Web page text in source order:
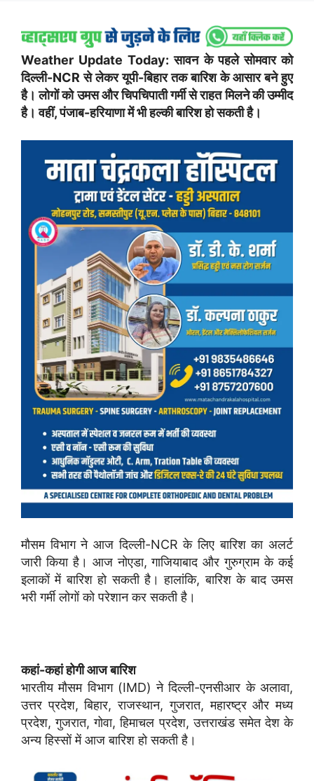
Weather Update Today: सावन के पहले सोमवार को
दिल्ली-NCR से लेकर यूपी-बिहार तक बारिश के आसार बने हुए
है। लोगों को उमस और चिपचिपाती गर्मी से राहत मिलने की उम्मीद
है। वहीं, पंजाब-हरियाणा में भी हल्की बारिश हो सकती है।
मौसम विभाग ने आज दिल्ली-NCR के लिए बारिश का अलर्ट
जारी किया है। आज नोएडा, गाजियाबाद और गुरुग्राम के कई
इलाकों में बारिश हो सकती है। हालांकि, बारिश के बाद उमस
भरी गर्मी लोगों को परेशान कर सकती है।
कहां-कहां होगी आज बारिश
भारतीय मौसम विभाग (IMD) ने दिल्ली-एनसीआर के अलावा,
उत्तर प्रदेश, बिहार, राजस्थान, गुजरात, महारष्ट्र और मध्य
प्रदेश, गुजरात, गोवा, हिमाचल प्रदेश, उत्तराखंड समेत देश के
अन्य हिस्सों में आज बारिश हो सकती है।